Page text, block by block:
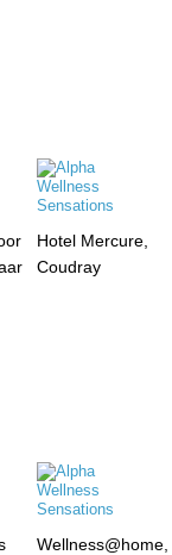
Hotel Mercure,
Coudray
Wellness@home,